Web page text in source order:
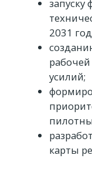
запуску
2031
усилий;
карты